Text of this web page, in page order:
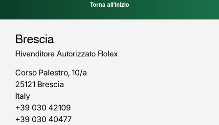
Torna all'inizio
Brescia
Rivenditore Autorizzato Rolex
Corso Palestro, 10/a
25121 Brescia
Italy
+39 030 42109
+39 030 40477